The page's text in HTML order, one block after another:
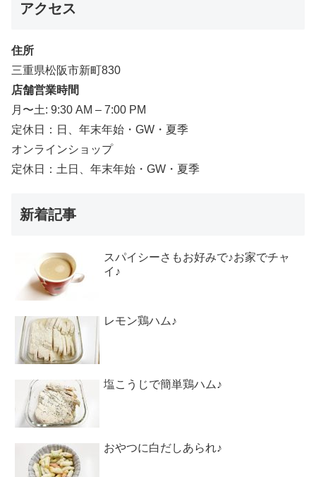
アクセス
住所
三重県松阪市新町830
店舗営業時間
月〜土: 9:30 AM – 7:00 PM
定休日：日、年末年始・GW・夏季
オンラインショップ
定休日：土日、年末年始・GW・夏季
新着記事
スパイシーさもお好みで♪お家でチャ
イ♪
レモン鶏ハム♪
塩こうじで簡単鶏ハム♪
おやつに白だしあられ♪